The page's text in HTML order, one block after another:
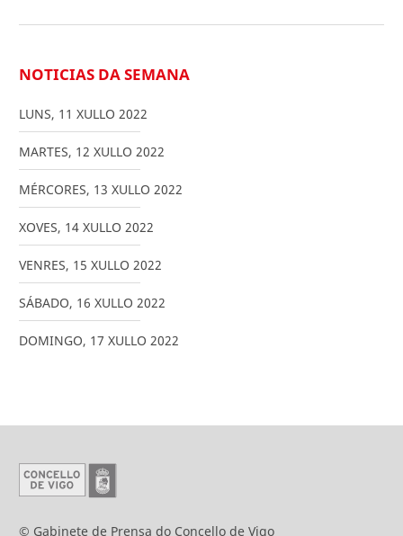
NOTICIAS DA SEMANA
LUNS, 11 XULLO 2022
MARTES, 12 XULLO 2022
MÉRCORES, 13 XULLO 2022
XOVES, 14 XULLO 2022
VENRES, 15 XULLO 2022
SÁBADO, 16 XULLO 2022
DOMINGO, 17 XULLO 2022
© Gabinete de Prensa do Concello de Vigo